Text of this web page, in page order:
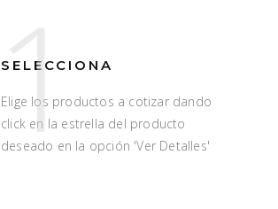
01
SELECCIONA
Elige los productos a cotizar dando
click en la estrella del producto
deseado en la opción 'Ver Detalles'